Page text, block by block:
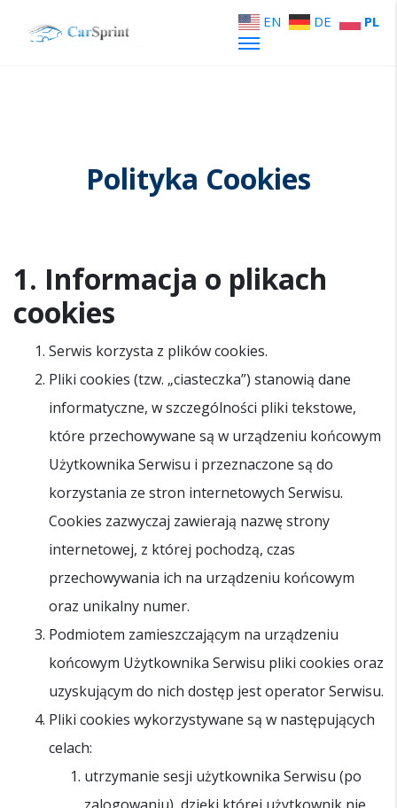
EN DE PL
Polityka Cookies
1. Informacja o plikach
cookies
Serwis korzysta z plików cookies.
Pliki cookies (tzw. „ciasteczka”) stanowią dane
informatyczne, w szczególności pliki tekstowe,
które przechowywane są w urządzeniu końcowym
Użytkownika Serwisu i przeznaczone są do
korzystania ze stron internetowych Serwisu.
Cookies zazwyczaj zawierają nazwę strony
internetowej, z której pochodzą, czas
przechowywania ich na urządzeniu końcowym
oraz unikalny numer.
Podmiotem zamieszczającym na urządzeniu
końcowym Użytkownika Serwisu pliki cookies oraz
uzyskującym do nich dostęp jest operator Serwisu.
Pliki cookies wykorzystywane są w następujących
celach:
utrzymanie sesji użytkownika Serwisu (po